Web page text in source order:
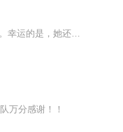
【内容简介】莫琪琪的心愿：进入CMFU学园，近距离接触男神燕翔。但她遗憾地错过了入学考试。幸运的是，她还是进入了CMFU学园。不幸的是，她明明是旱鸭子，却被游泳系录取。更神奇的是，她居然在被救下后无师自通地get到游泳技能。糟糕的是，她被强行招揽为...
万分感谢！！